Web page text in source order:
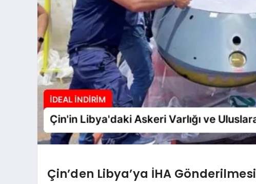
Çin’den Libya’ya İHA Gönderilmesi